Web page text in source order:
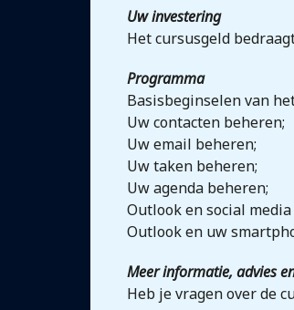
Uw investering
Het cursusgeld
Programma
Basisbeginselen van
Uw contacten beheren;
Uw email beheren;
Uw taken beheren;
Uw agenda beheren;
Outlook en social
Outlook en uw
Meer informatie, advies
Heb je vragen over de